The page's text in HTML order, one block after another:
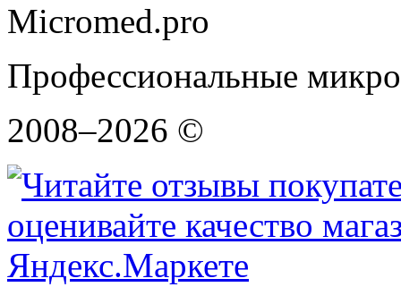
Micromed.pro
Профессиональные
2008–2026 ©